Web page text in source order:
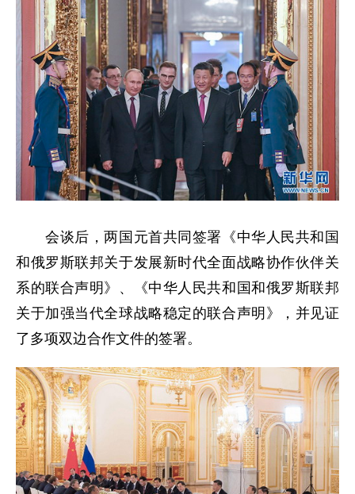
会谈后，两国元首共同签署《中华人民共和国
和俄罗斯联邦关于发展新时代全面战略协作伙伴关
系的联合声明》、《中华人民共和国和俄罗斯联邦
关于加强当代全球战略稳定的联合声明》，并见证
了多项双边合作文件的签署。